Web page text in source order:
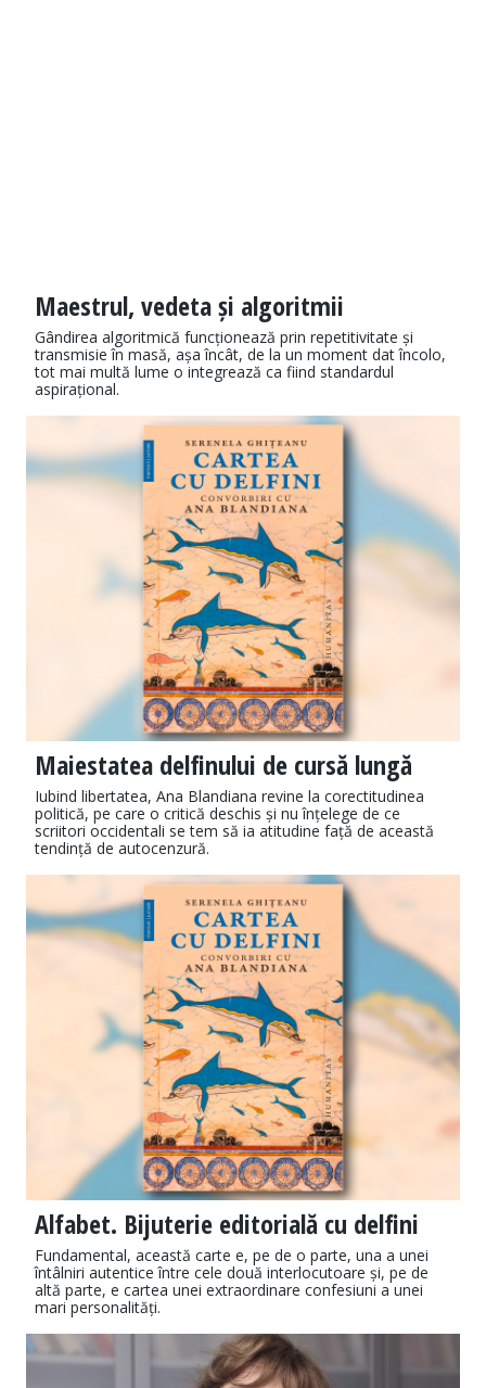
Maestrul, vedeta și algoritmii
Gândirea algoritmică funcționează prin repetitivitate și
transmisie în masă, așa încât, de la un moment dat încolo,
tot mai multă lume o integrează ca fiind standardul
aspirațional.
Maiestatea delfinului de cursă lungă
Iubind libertatea, Ana Blandiana revine la corectitudinea
politică, pe care o critică deschis și nu înțelege de ce
scriitori occidentali se tem să ia atitudine față de această
tendință de autocenzură.
Alfabet. Bijuterie editorială cu delfini
Fundamental, această carte e, pe de o parte, una a unei
întâlniri autentice între cele două interlocutoare și, pe de
altă parte, e cartea unei extraordinare confesiuni a unei
mari personalități.